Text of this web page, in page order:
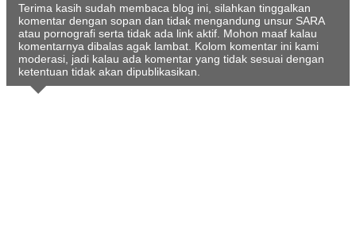
Terima kasih sudah membaca blog ini, silahkan tinggalkan
komentar dengan sopan dan tidak mengandung unsur SARA
atau pornografi serta tidak ada link aktif. Mohon maaf kalau
komentarnya dibalas agak lambat. Kolom komentar ini kami
moderasi, jadi kalau ada komentar yang tidak sesuai dengan
ketentuan tidak akan dipublikasikan.